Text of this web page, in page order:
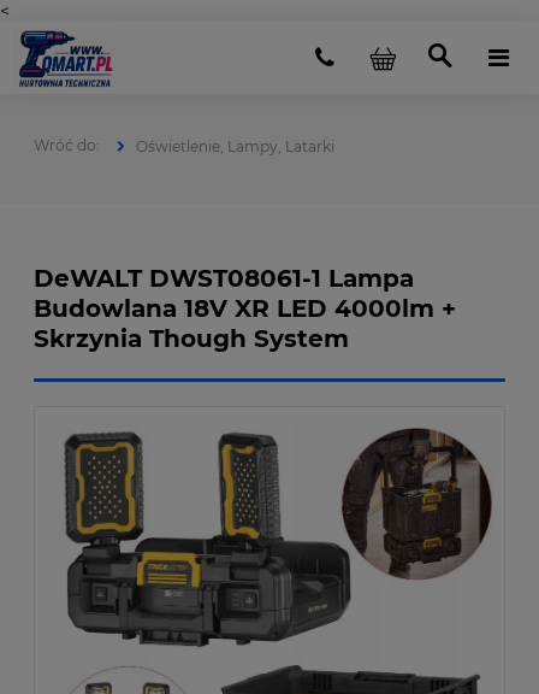
<
Oświetlenie, Lampy, Latarki
DeWALT DWST08061-1 Lampa
Budowlana 18V XR LED 4000lm +
Skrzynia Though System